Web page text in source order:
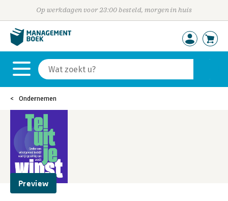
Op werkdagen voor 23:00 besteld, morgen in huis
Ondernemen
Preview